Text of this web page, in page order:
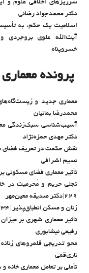
دکتر محمدجواد رضائی
آیت‌الله علوی بروجردی
خسروپناه
پرونده
محمدرضا بمانیان
دکتر مهدی حمزه‌نژاد
نسیم اشرافی
تأثیر معماری فضای مسکونی بر سبک زندگی
تجلی حریم و مَحرمیت در
۲۲۹|دکتر صدیقه معین‌مهر
زنان و مسکن انطباق‌پذیر |۲۳۴|دکتر میترا غفوریان
رفیعی نیشابوری
ناری‌قمی
تأملی بر تعامل معماری